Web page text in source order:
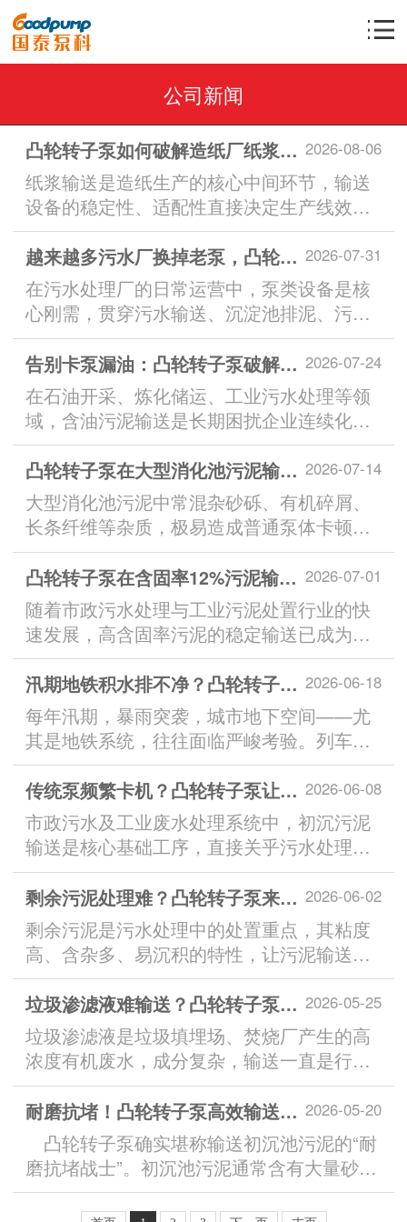
公司新闻
2026-08-06
凸轮转子泵如何破解造纸厂纸浆输送核心难题
纸浆输送是造纸生产的核心中间环节，输送
设备的稳定性、适配性直接决定生产线效
率、纸品品质与生产成本。...
2026-07-31
越来越多污水厂换掉老泵，凸轮转子泵凭什么成工况升级首选？
在污水处理厂的日常运营中，泵类设备是核
心刚需，贯穿污水输送、沉淀池排泥、污泥
转运、药剂投加等全流程。...
2026-07-24
告别卡泵漏油：凸轮转子泵破解含油污泥输送行业难题
在石油开采、炼化储运、工业污水处理等领
域，含油污泥输送是长期困扰企业连续化生
产的核心难题。...
2026-07-14
凸轮转子泵在大型消化池污泥输送中的具体优势
大型消化池污泥中常混杂砂砾、有机碎屑、
长条纤维等杂质，极易造成普通泵体卡顿、
堵塞，影响连续化生产。...
2026-07-01
凸轮转子泵在含固率12%污泥输送中的成功应用
随着市政污水处理与工业污泥处置行业的快
速发展，高含固率污泥的稳定输送已成为制
约工艺连续运行的关键环节。...
2026-06-18
汛期地铁积水排不净？凸轮转子泵大通道排污筑牢防涝防线
每年汛期，暴雨突袭，城市地下空间——尤
其是地铁系统，往往面临严峻考验。列车停
运、站厅进水，不仅影响市民出行，更威胁
公共安全。...
2026-06-08
传统泵频繁卡机？凸轮转子泵让初沉污泥输送更稳定
市政污水及工业废水处理系统中，初沉污泥
输送是核心基础工序，直接关乎污水处理流
程的连续性与稳定性。...
2026-06-02
剩余污泥处理难？凸轮转子泵来帮您！
剩余污泥是污水处理中的处置重点，其粘度
高、含杂多、易沉积的特性，让污泥输送极
易出现堵泵、停机、磨损等问题。...
2026-05-25
垃圾渗滤液难输送？凸轮转子泵抗堵耐磨更靠谱
垃圾渗滤液是垃圾填埋场、焚烧厂产生的高
浓度有机废水，成分复杂，输送一直是行业
难题。普通泵型频繁堵塞、磨损快、维护频
繁，严重影响渗滤液处理...
2026-05-20
耐磨抗堵！凸轮转子泵高效输送初沉池污泥
凸轮转子泵确实堪称输送初沉池污泥的“耐
磨抗堵战士”。初沉池污泥通常含有大量砂
石、金属屑等高磨蚀性颗粒，以及布条、毛
发等易缠绕的纤维杂物...